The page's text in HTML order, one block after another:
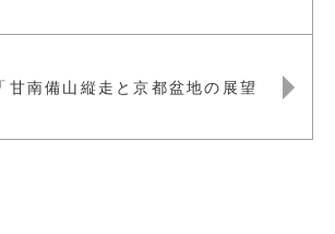
甘南備山縦走と京都盆地の展望